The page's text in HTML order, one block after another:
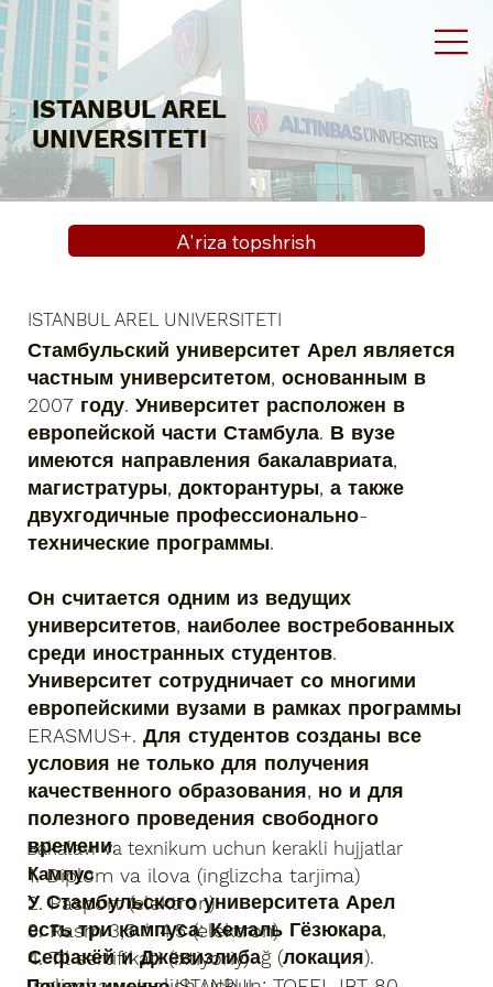
ISTANBUL AREL
UNIVERSITETI
ISTANBUL AREL UNIVERSITETI
Стамбульский университет Арел является
частным университетом, основанным в
2007 году. Университет расположен в
европейской части Стамбула. В вузе
имеются направления бакалавриата,
магистратуры, докторантуры, а также
двухгодичные профессионально-
технические программы.
Он считается одним из ведущих
университетов, наиболее востребованных
среди иностранных студентов.
Университет сотрудничает со многими
европейскими вузами в рамках программы
ERASMUS+. Для студентов созданы все
условия не только для получения
качественного образования, но и для
полезного проведения свободного
времени.
Кампус
У Стамбульского университета Арел
есть три кампуса: Кемаль Гёзюкара,
Сефакёй и Джевизлибаğ (локация).
Bakalavr va texnikum uchun kerakli hujjatlar
1. Diplom va ilova (inglizcha tarjima)
2. Pasport (elektron)
3. Rasm 3,5 * 4.5 (elektron)
4. Til sertifikati (ixtiyoriy)
A'riza topshrish